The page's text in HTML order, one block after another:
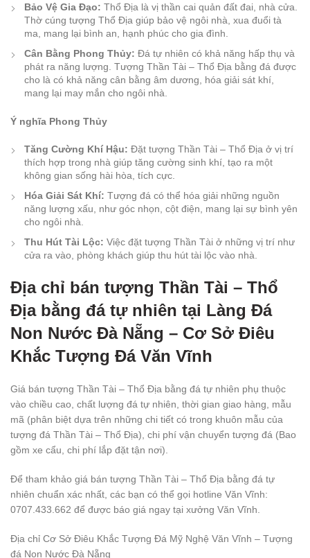
Bảo Vệ Gia Đạo: Thổ Địa là vị thần cai quản đất đai, nhà cửa.
Thờ cúng tượng Thổ Địa giúp bảo vệ ngôi nhà, xua đuổi tà
ma, mang lại bình an, hạnh phúc cho gia đình.
Cân Bằng Phong Thủy: Đá tự nhiên có khả năng hấp thụ và
phát ra năng lượng. Tượng Thần Tài – Thổ Địa bằng đá được
cho là có khả năng cân bằng âm dương, hóa giải sát khí,
mang lại may mắn cho ngôi nhà.
Ý nghĩa Phong Thủy
Tăng Cường Khí Hậu: Đặt tượng Thần Tài – Thổ Địa ở vị trí
thích hợp trong nhà giúp tăng cường sinh khí, tạo ra một
không gian sống hài hòa, tích cực.
Hóa Giải Sát Khí: Tượng đá có thể hóa giải những nguồn
năng lượng xấu, như góc nhọn, cột điện, mang lại sự bình yên
cho ngôi nhà.
Thu Hút Tài Lộc: Việc đặt tượng Thần Tài ở những vị trí như
cửa ra vào, phòng khách giúp thu hút tài lộc vào nhà.
Địa chỉ bán tượng Thần Tài – Thổ
Địa bằng đá tự nhiên tại Làng Đá
Non Nước Đà Nẵng – Cơ Sở Điêu
Khắc Tượng Đá Văn Vĩnh
Giá bán tượng Thần Tài – Thổ Địa bằng đá tự nhiên phụ thuộc
vào chiều cao, chất lượng đá tự nhiên, thời gian giao hàng, mẫu
mã (phân biệt dựa trên những chi tiết có trong khuôn mẫu của
tượng đá Thần Tài – Thổ Địa), chi phí vận chuyển tượng đá (Bao
gồm xe cẩu, chi phí lắp đặt tận nơi).
Để tham khảo giá bán tượng Thần Tài – Thổ Địa bằng đá tự
nhiên chuẩn xác nhất, các bạn có thể gọi hotline Văn Vĩnh:
0707.433.662 để được báo giá ngay tại xưởng Văn Vĩnh.
Địa chỉ Cơ Sở Điêu Khắc Tượng Đá Mỹ Nghệ Văn Vĩnh – Tượng
đá Non Nước Đà Nẵng